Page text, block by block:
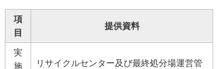
項
目
提供資料
実
施
リサイクルセンター及び最終処分場運営管